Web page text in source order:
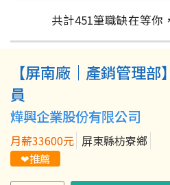
粉絲團 Line@
共計451筆職缺在等你
【屏南廠｜產銷管理部
員
燁興企業股份有限公司
月薪33600元 屏東縣枋寮鄉
❤推薦